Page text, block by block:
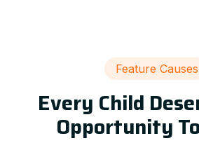
Feature Causes
Every Child
Opportunity